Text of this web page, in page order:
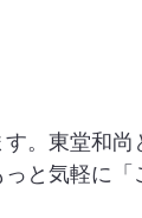
。東堂和尚
と気軽に